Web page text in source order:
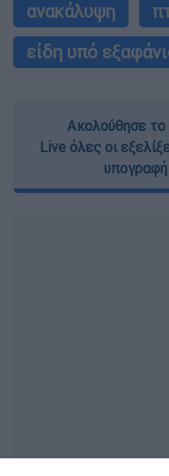
ανακάλυψη
είδη υπό
Ακολούθησε
Live όλες οι